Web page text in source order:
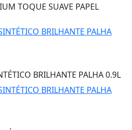
TOQUE SUAVE PAPEL
BRILHANTE PALHA 0.9L